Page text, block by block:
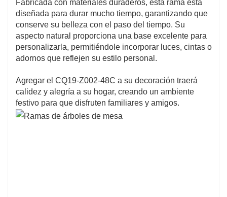
Fabricada con materiales duraderos, esta rama está
diseñada para durar mucho tiempo, garantizando que
conserve su belleza con el paso del tiempo. Su
aspecto natural proporciona una base excelente para
personalizarla, permitiéndole incorporar luces, cintas o
adornos que reflejen su estilo personal.
Agregar el CQ19-Z002-48C a su decoración traerá
calidez y alegría a su hogar, creando un ambiente
festivo para que disfruten familiares y amigos.